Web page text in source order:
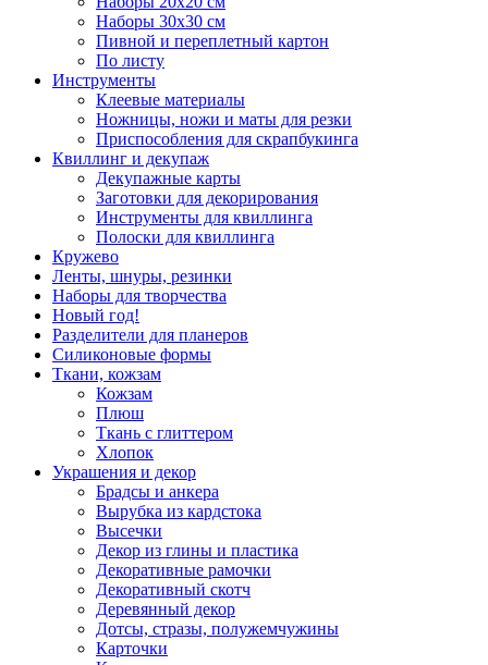
Наборы 30х30 см
Пивной и переплетный картон
По листу
Инструменты
Клеевые материалы
Ножницы, ножи и маты для резки
Приспособления для скрапбукинга
Квиллинг и декупаж
Декупажные карты
Заготовки для декорирования
Инструменты для квиллинга
Полоски для квиллинга
Кружево
Ленты, шнуры, резинки
Наборы для творчества
Новый год!
Разделители для планеров
Силиконовые формы
Ткани, кожзам
Кожзам
Плюш
Ткань с глиттером
Хлопок
Украшения и декор
Брадсы и анкера
Вырубка из кардстока
Высечки
Декор из глины и пластика
Декоративные рамочки
Декоративный скотч
Деревянный декор
Дотсы, стразы, полужемчужины
Карточки